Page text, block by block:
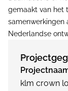
gemaakt van het
samenwerkingen
Nederlandse
klm crown